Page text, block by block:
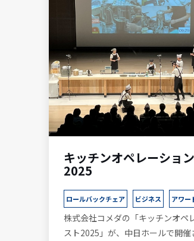
キッチンオペレーショ
2025
ロールバックチェア ビジネス アワー
株式会社コメダの「キッチンオペ
スト2025」が、中日ホールで開催